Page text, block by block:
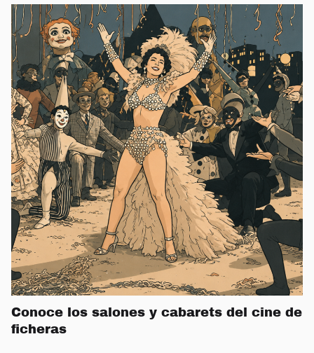
Conoce los salones y cabarets del cine de
ficheras